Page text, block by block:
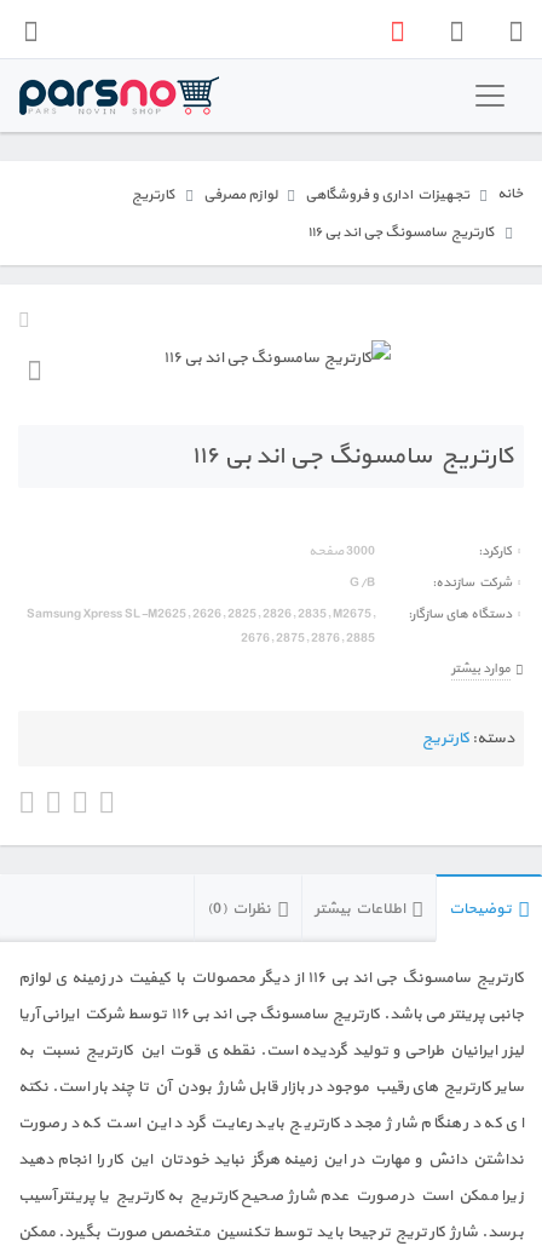
فروشگاه پارس نو
خانه تجهیزات اداری و فروشگاهی لوازم مصرفی
کارتریج
کارتریج سامسونگ جی اند بی ۱۱۶
کارتریج سامسونگ جی اند بی ۱۱۶
کارکرد
3000 صفحه
شرکت سازنده
G/B
دستگاه های سازگار
Samsung Xpress SL-M2625, 2626, 2825, 2826, 2835, M2675,
2676, 2875, 2876, 2885
موارد بیشتر
دسته: کارتریج
توضیحات اطلاعات بیشتر نظرات (0)
کارتریج سامسونگ جی اند بی ۱۱۶ از دیگر محصولات با کیفیت در زمینه ی لوازم
جانبی پرینتر می باشد. کارتریج سامسونگ جی اند بی ۱۱۶ توسط شرکت ایرانی آریا
لیزر ایرانیان طراحی و تولید گردیده است. نقطه ی قوت این کارتریج نسبت به
سایر کارتریج های رقیب موجود در بازار قابل شارژ بودن آن تا چند بار است. نکته
ای که در هنگام شارژ مجدد کارتریج باید رعایت گردد این است که در صورت
نداشتن دانش و مهارت در این زمینه هرگز نباید خودتان این کار را انجام دهید
زیرا ممکن است در صورت عدم شارژ صحیح کارتریج به کارتریج یا پرینتر آسیب
برسد. شارژ کارتریج ترجیحا باید توسط تکنسین متخصص صورت بگیرد. ممکن